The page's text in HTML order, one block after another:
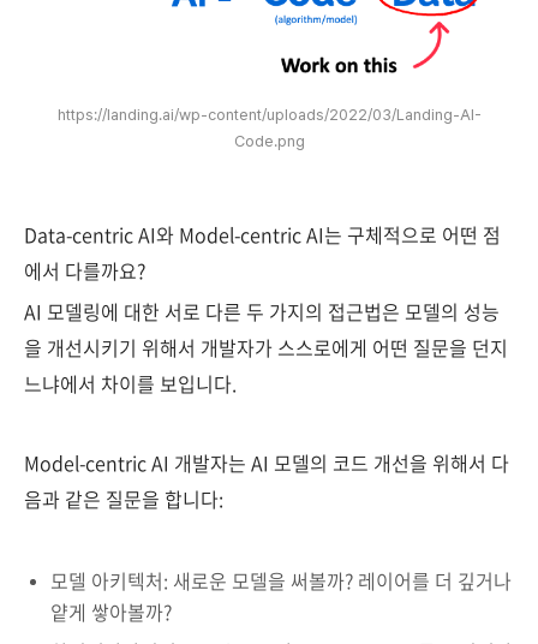
https://landing.ai/wp-content/uploads/2022/03/Landing-AI-
Code.png
Data-centric AI와 Model-centric AI는 구체적으로 어떤 점
에서 다를까요?
AI 모델링에 대한 서로 다른 두 가지의 접근법은 모델의 성능
을 개선시키기 위해서 개발자가 스스로에게 어떤 질문을 던지
느냐에서 차이를 보입니다.
Model-centric AI 개발자는 AI 모델의 코드 개선을 위해서 다
음과 같은 질문을 합니다:
모델 아키텍처: 새로운 모델을 써볼까? 레이어를 더 깊거나
얕게 쌓아볼까?